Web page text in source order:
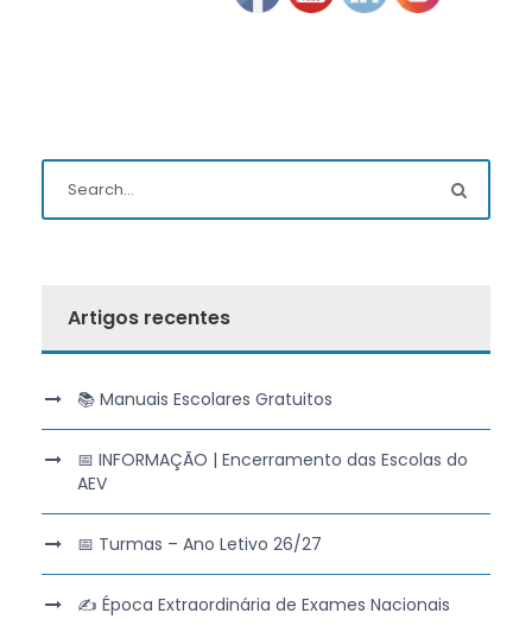
Artigos recentes
📚 Manuais Escolares Gratuitos
📅 INFORMAÇÃO | Encerramento das Escolas do
AEV
📅 Turmas – Ano Letivo 26/27
✍️ Época Extraordinária de Exames Nacionais